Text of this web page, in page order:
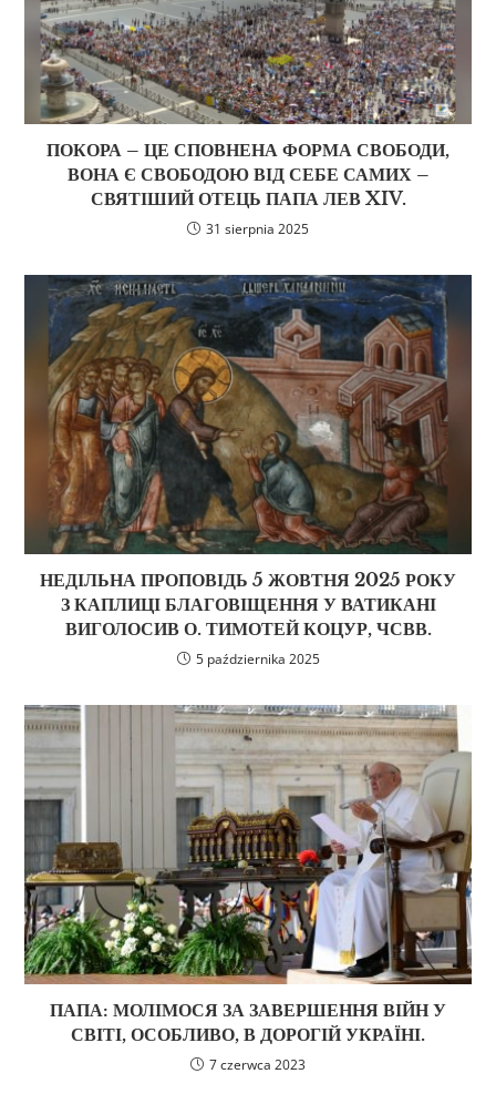
ПОКОРА – ЦЕ СПОВНЕНА ФОРМА СВОБОДИ,
ВОНА Є СВОБОДОЮ ВІД СЕБЕ САМИХ –
СВЯТІШИЙ ОТЕЦЬ ПАПА ЛЕВ XIV.
31 sierpnia 2025
НЕДІЛЬНА ПРОПОВІДЬ 5 ЖОВТНЯ 2025 РОКУ
З КАПЛИЦІ БЛАГОВІЩЕННЯ У ВАТИКАНІ
ВИГОЛОСИВ О. ТИМОТЕЙ КОЦУР, ЧСВВ.
5 października 2025
ПАПА: МОЛІМОСЯ ЗА ЗАВЕРШЕННЯ ВІЙН У
СВІТІ, ОСОБЛИВО, В ДОРОГІЙ УКРАЇНІ.
7 czerwca 2023